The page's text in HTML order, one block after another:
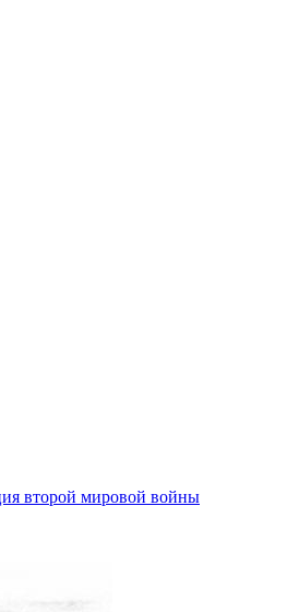
второй мировой войны